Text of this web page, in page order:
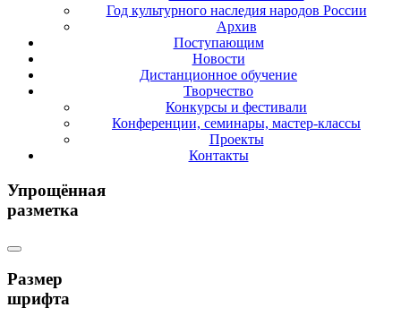
Год культурного наследия народов России
Архив
Поступающим
Новости
Дистанционное обучение
Творчество
Конкурсы и фестивали
Конференции, семинары, мастер-классы
Проекты
Контакты
Упрощённая
разметка
Размер
шрифта